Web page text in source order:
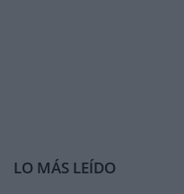
LO MÁS LEÍDO